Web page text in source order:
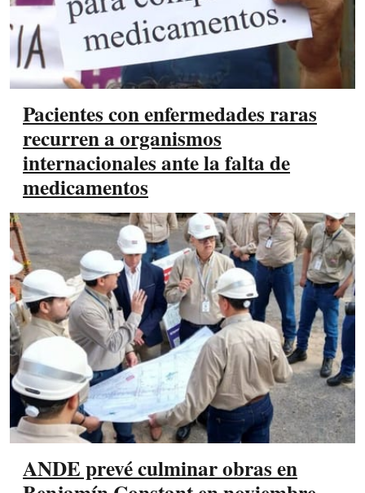
Pacientes con enfermedades raras
recurren a organismos
internacionales ante la falta de
medicamentos
ANDE prevé culminar obras en